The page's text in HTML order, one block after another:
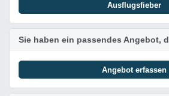
Ausflugsfieber
Sie haben ein passendes Angebot,
Angebot erfassen